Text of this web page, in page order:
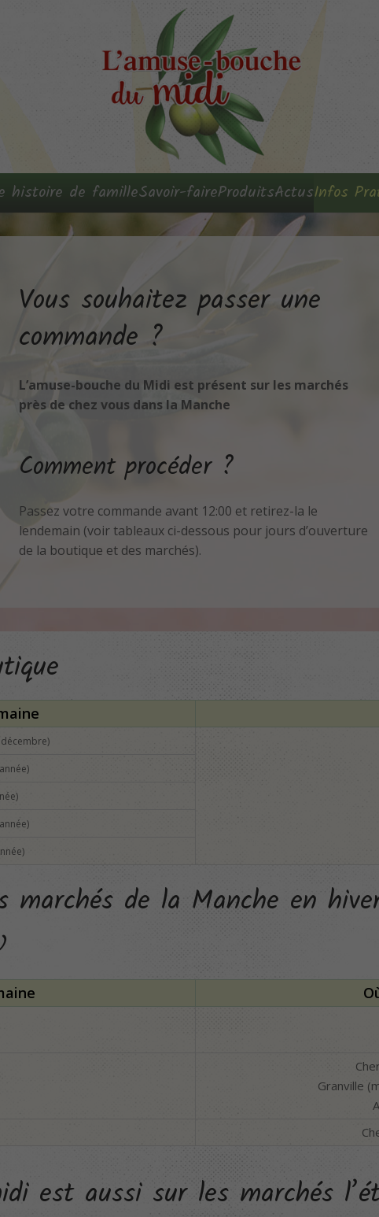
histoire de familleSavoir-faireProduitsActusInfos
Vous souhaitez passer une
commande ?
L’amuse-bouche du Midi est présent sur les marchés
près de chez vous dans la Manche
Comment procéder ?
Passez votre commande avant 12:00 et retirez-la le
lendemain (voir tableaux ci-dessous pour jours d’ouverture
de la boutique et des marchés).
marchés de la Manche en
Granville
est aussi sur les marchés